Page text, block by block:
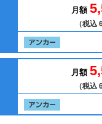
月額
（税込
月額
（税込